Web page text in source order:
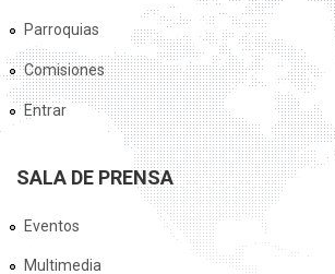
Parroquias
Comisiones
Entrar
SALA DE PRENSA
Eventos
Multimedia